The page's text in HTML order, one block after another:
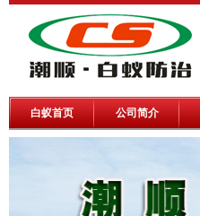
白蚁首页 公司简介